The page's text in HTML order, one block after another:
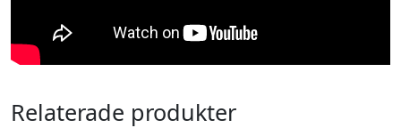
Relaterade produkter